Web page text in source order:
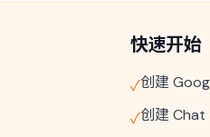
快速开始
✓创建
✓创建 Chat